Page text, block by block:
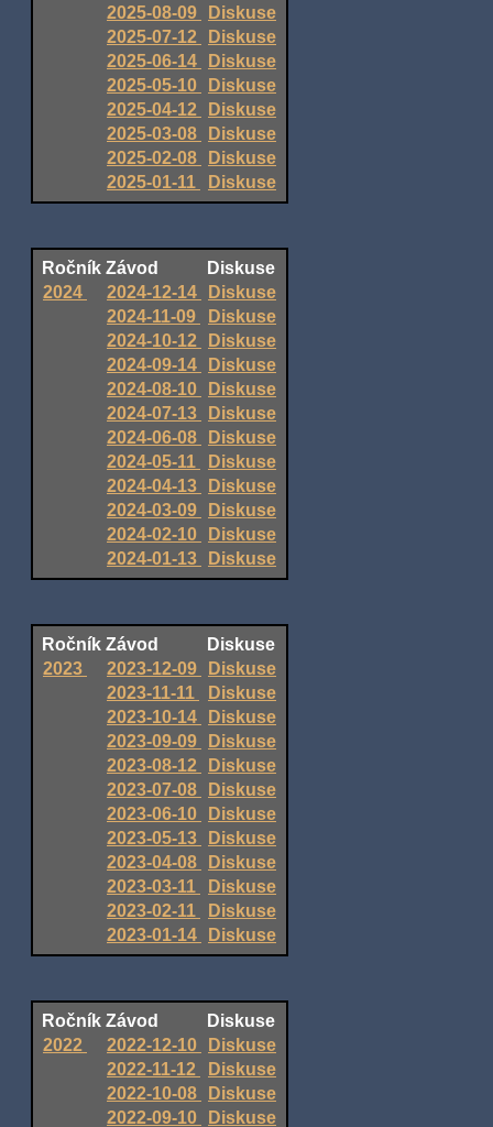
2025-08-09
Diskuse
2025-07-12
Diskuse
2025-06-14
Diskuse
2025-05-10
Diskuse
2025-04-12
Diskuse
2025-03-08
Diskuse
2025-02-08
Diskuse
2025-01-11
Diskuse
Ročník Závod
Diskuse
2024
2024-12-14
Diskuse
2024-11-09
Diskuse
2024-10-12
Diskuse
2024-09-14
Diskuse
2024-08-10
Diskuse
2024-07-13
Diskuse
2024-06-08
Diskuse
2024-05-11
Diskuse
2024-04-13
Diskuse
2024-03-09
Diskuse
2024-02-10
Diskuse
2024-01-13
Diskuse
Ročník Závod
Diskuse
2023
2023-12-09
Diskuse
2023-11-11
Diskuse
2023-10-14
Diskuse
2023-09-09
Diskuse
2023-08-12
Diskuse
2023-07-08
Diskuse
2023-06-10
Diskuse
2023-05-13
Diskuse
2023-04-08
Diskuse
2023-03-11
Diskuse
2023-02-11
Diskuse
2023-01-14
Diskuse
Ročník Závod
Diskuse
2022
2022-12-10
Diskuse
2022-11-12
Diskuse
2022-10-08
Diskuse
2022-09-10
Diskuse